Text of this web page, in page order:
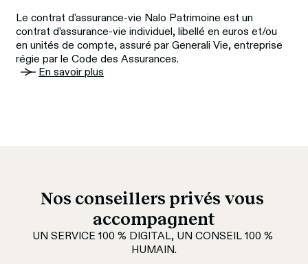
Le contrat d'assurance-vie Nalo Patrimoine est un
contrat d’assurance-vie individuel, libellé en euros et/ou
en unités de compte, assuré par Generali Vie, entreprise
régie par le Code des Assurances.
En savoir plus
Nos conseillers privés vous
accompagnent
UN SERVICE 100 % DIGITAL, UN CONSEIL 100 %
HUMAIN.